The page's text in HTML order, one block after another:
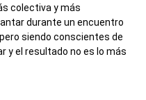
colectiva y más
durante un encuentro
siendo conscientes de
y el resultado no es lo más